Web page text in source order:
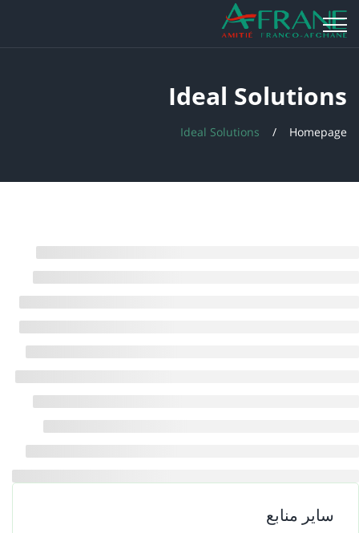
Ideal Solutions
Homepage
Ideal Solutions
سایر منابع